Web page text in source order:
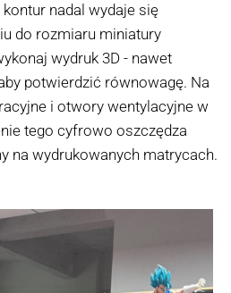
nadal wydaje się
do rozmiaru miniatury
wydruk 3D - nawet
potwierdzić równowagę. Na
i otwory wentylacyjne w
tego cyfrowo oszczędza
na wydrukowanych matrycach.